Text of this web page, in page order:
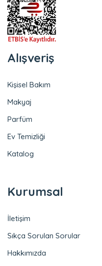
Alışveriş
Kişisel Bakım
Makyaj
Parfüm
Ev Temizliği
Katalog
Kurumsal
İletişim
Sıkça Sorulan Sorular
Hakkımızda